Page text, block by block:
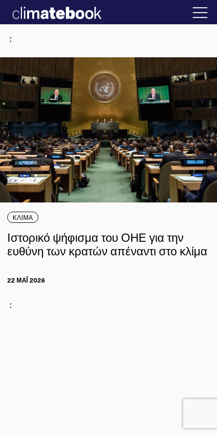
Ελλάδα 22 ΙΑΝ 2026 2025 Η άβολη
:
ΚΛΙΜΑ
Ιστορικό ψήφισμα του ΟΗΕ για την
ευθύνη των κρατών απέναντι στο κλίμα
22 ΜΑΪ́ 2026
: